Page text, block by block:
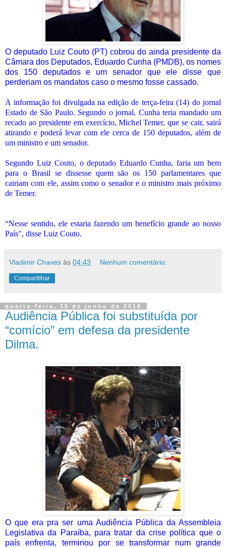
O deputado Luiz Couto (PT) cobrou do ainda presidente da
Câmara dos Deputados, Eduardo Cunha (PMDB), os nomes
dos 150 deputados e um senador que ele disse que
perderiam os mandatos caso o mesmo fosse cassado.
A informação foi divulgada na edição de terça-feira (14) do jornal
Estado de São Paulo. Segundo o jornal, Cunha teria mandado um
recado ao presidente em exercício, Michel Temer, que se cair, sairá
atirando e poderá levar com ele cerca de 150 deputados, além de
um ministro e um senador.
Segundo Luiz Couto, o deputado Eduardo Cunha, faria um bem
para o Brasil se dissesse quem são os 150 parlamentares que
cairiam com ele, assim como o senador e o ministro mais próximo
de Temer.
“Nesse sentido, ele estaria fazendo um benefício grande ao nosso
País", disse Luiz Couto.
Vladimir Chaves às 04:43 Nenhum comentário:
Compartilhar
quarta-feira, 15 de junho de 2016
Audiência Pública foi substituída por
“comício” em defesa da presidente
Dilma.
O que era pra ser uma Audiência Pública da Assembleia
Legislativa da Paraíba, para tratar da crise política que o
país enfrenta, terminou por se transformar num grande